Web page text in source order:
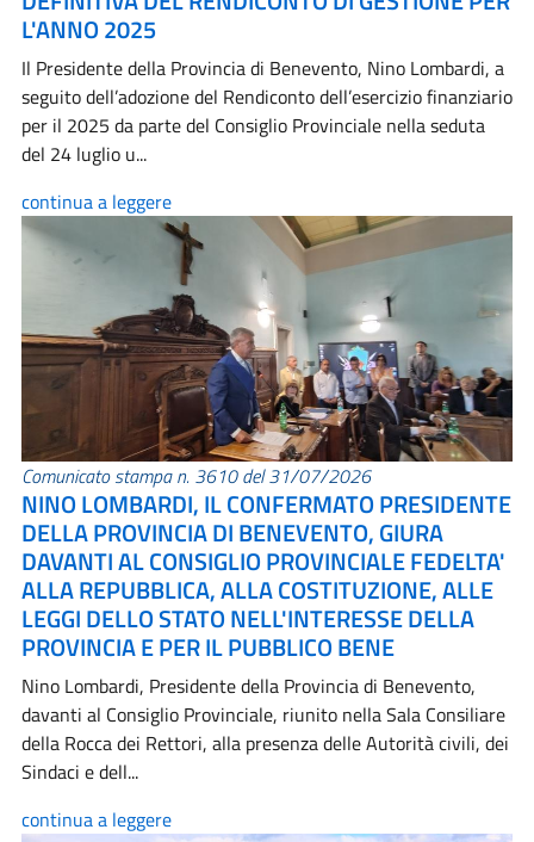
L'ANNO 2025
Il Presidente della Provincia di Benevento, Nino Lombardi, a
seguito dell’adozione del Rendiconto dell’esercizio finanziario
per il 2025 da parte del Consiglio Provinciale nella seduta
del 24 luglio u...
continua a leggere
Comunicato stampa n. 3610 del 31/07/2026
NINO LOMBARDI, IL CONFERMATO PRESIDENTE
DELLA PROVINCIA DI BENEVENTO, GIURA
DAVANTI AL CONSIGLIO PROVINCIALE FEDELTA'
ALLA REPUBBLICA, ALLA COSTITUZIONE, ALLE
LEGGI DELLO STATO NELL'INTERESSE DELLA
PROVINCIA E PER IL PUBBLICO BENE
Nino Lombardi, Presidente della Provincia di Benevento,
davanti al Consiglio Provinciale, riunito nella Sala Consiliare
della Rocca dei Rettori, alla presenza delle Autorità civili, dei
Sindaci e dell...
continua a leggere